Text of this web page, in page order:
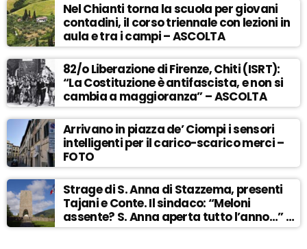
Nel Chianti torna la scuola per giovani
contadini, il corso triennale con lezioni in
aula e tra i campi – ASCOLTA
82/o Liberazione di Firenze, Chiti (ISRT):
“La Costituzione è antifascista, e non si
cambia a maggioranza” – ASCOLTA
Arrivano in piazza de’ Ciompi i sensori
intelligenti per il carico-scarico merci –
FOTO
Strage di S. Anna di Stazzema, presenti
Tajani e Conte. Il sindaco: “Meloni
assente? S. Anna aperta tutto l’anno…” –
ASCOLTA